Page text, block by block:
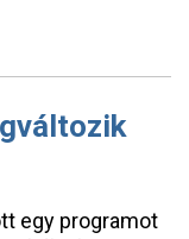
egy programot